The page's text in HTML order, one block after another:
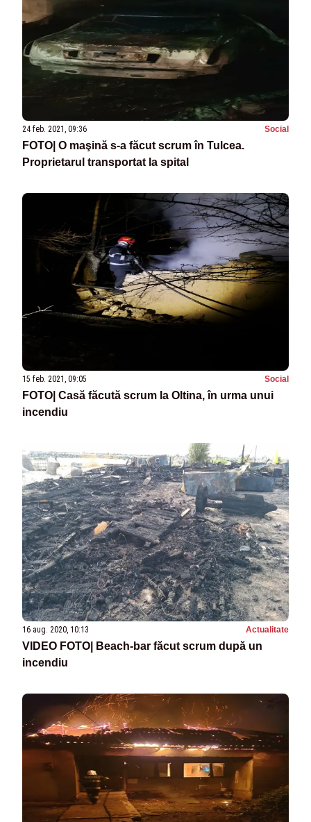
24 feb. 2021, 09:36 Social
FOTO| O maşină s-a făcut scrum în Tulcea.
Proprietarul transportat la spital
15 feb. 2021, 09:05 Social
FOTO| Casă făcută scrum la Oltina, în urma unui
incendiu
16 aug. 2020, 10:13 Actualitate
VIDEO FOTO| Beach-bar făcut scrum după un
incendiu